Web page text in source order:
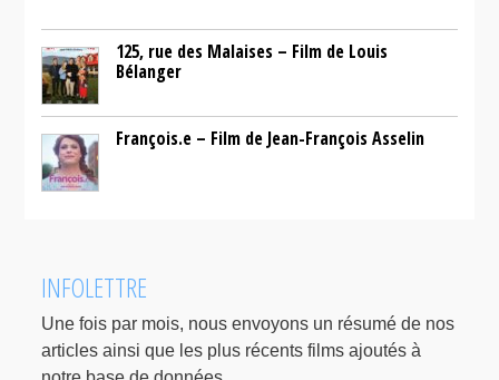
125, rue des Malaises – Film de Louis
Bélanger
François.e – Film de Jean-François Asselin
INFOLETTRE
Une fois par mois, nous envoyons un résumé de nos
articles ainsi que les plus récents films ajoutés à